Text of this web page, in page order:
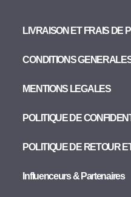
LIVRAISON ET FRAIS DE
CONDITIONS
MENTIONS LEGALES
POLITIQUE DE
POLITIQUE DE RETOUR
Influenceurs & Partenaires